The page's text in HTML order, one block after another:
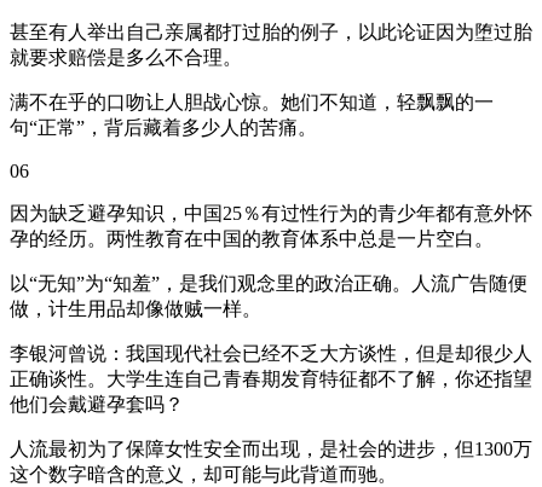
甚至有人举出自己亲属都打过胎的例子，以此论证因为堕过胎
就要求赔偿是多么不合理。
满不在乎的口吻让人胆战心惊。她们不知道，轻飘飘的一
句“正常”，背后藏着多少人的苦痛。
06
因为缺乏避孕知识，中国25％有过性行为的青少年都有意外怀
孕的经历。两性教育在中国的教育体系中总是一片空白。
以“无知”为“知羞”，是我们观念里的政治正确。人流广告随便
做，计生用品却像做贼一样。
李银河曾说：我国现代社会已经不乏大方谈性，但是却很少人
正确谈性。大学生连自己青春期发育特征都不了解，你还指望
他们会戴避孕套吗？
人流最初为了保障女性安全而出现，是社会的进步，但1300万
这个数字暗含的意义，却可能与此背道而驰。